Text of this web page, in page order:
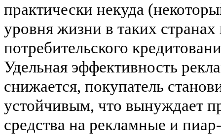
практически некуда
уровня жизни в таких
потребительского
Удельная эффективность
снижается, покупатель
устойчивым, что вынуждает
средства на рекламные и